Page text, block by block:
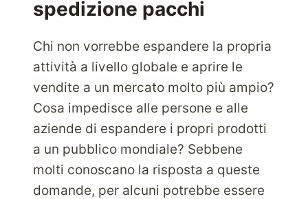
DI
DI
LUSSO
spedizione pacchi
Chi non vorrebbe espandere la propria
attività a livello globale e aprire le
vendite a un mercato molto più ampio?
Cosa impedisce alle persone e alle
aziende di espandere i propri prodotti
a un pubblico mondiale? Sebbene
molti conoscano la risposta a queste
domande, per alcuni potrebbe essere